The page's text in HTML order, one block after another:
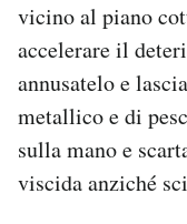
vicino al piano
accelerare il
annusatelo e
metallico e di
sulla mano e
viscida anziché